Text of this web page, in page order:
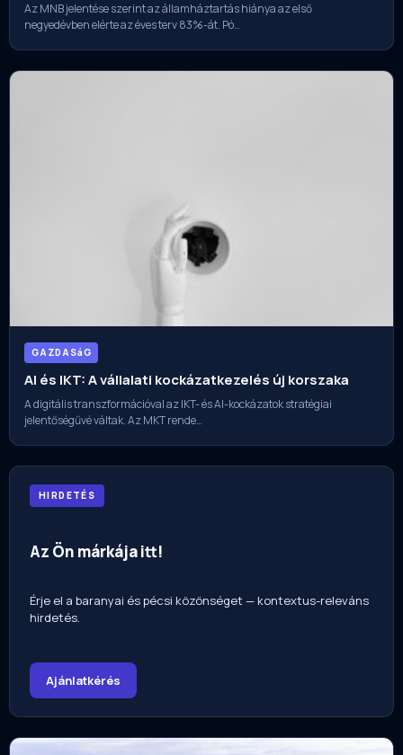
Az MNB jelentése szerint az államháztartás hiánya az első
negyedévben elérte az éves terv 83%-át. Pó…
GAZDASáG
AI és IKT: A vállalati kockázatkezelés új korszaka
A digitális transzformációval az IKT- és AI-kockázatok stratégiai
jelentőségűvé váltak. Az MKT rende…
HIRDETÉS
Az Ön márkája itt!
Érje el a baranyai és pécsi közönséget — kontextus-releváns
hirdetés.
Ajánlatkérés